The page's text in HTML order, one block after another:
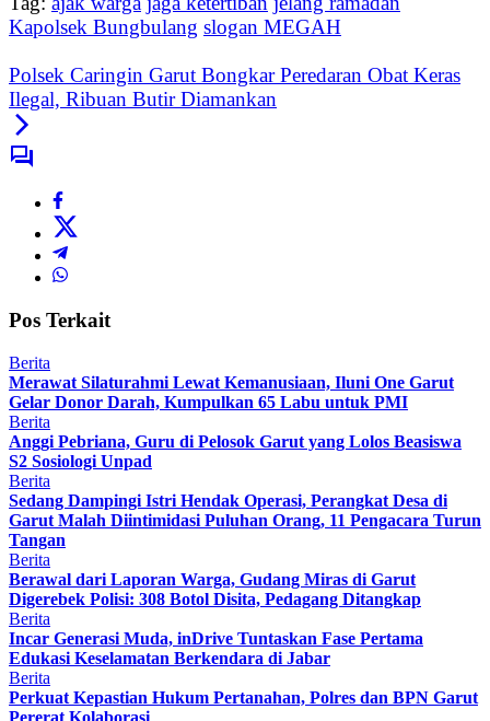
Kapolsek Bungbulang slogan MEGAH
Polsek Caringin Garut Bongkar Peredaran Obat Keras
Ilegal, Ribuan Butir Diamankan
Pos Terkait
Berita
Merawat Silaturahmi Lewat Kemanusiaan, Iluni One Garut
Gelar Donor Darah, Kumpulkan 65 Labu untuk PMI
Berita
Anggi Pebriana, Guru di Pelosok Garut yang Lolos Beasiswa
S2 Sosiologi Unpad
Berita
Sedang Dampingi Istri Hendak Operasi, Perangkat Desa di
Garut Malah Diintimidasi Puluhan Orang, 11 Pengacara Turun
Tangan
Berita
Berawal dari Laporan Warga, Gudang Miras di Garut
Digerebek Polisi: 308 Botol Disita, Pedagang Ditangkap
Berita
Incar Generasi Muda, inDrive Tuntaskan Fase Pertama
Edukasi Keselamatan Berkendara di Jabar
Berita
Perkuat Kepastian Hukum Pertanahan, Polres dan BPN Garut
Pererat Kolaborasi